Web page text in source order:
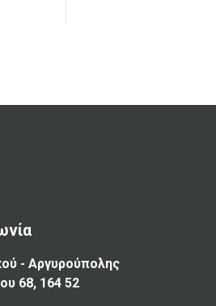
- Αργυρούπολης
68, 164 52